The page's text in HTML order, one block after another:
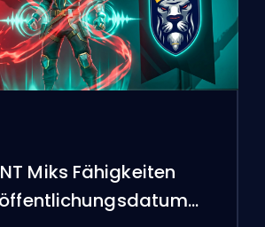
Miks Fähigkeiten